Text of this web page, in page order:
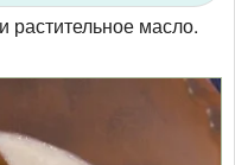
растительное масло.